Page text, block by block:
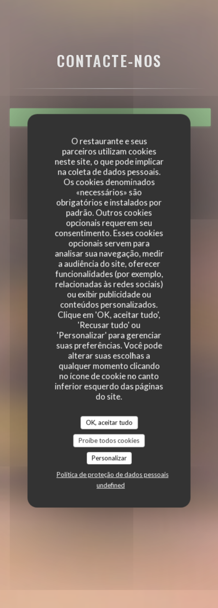
O restaurante e seus
parceiros utilizam cookies
neste site, o que pode implicar
na coleta de dados pessoais.
Os cookies denominados
«necessários» são
obrigatórios e instalados por
padrão. Outros cookies
opcionais requerem seu
consentimento. Esses cookies
opcionais servem para
analisar sua navegação, medir
a audiência do site, oferecer
funcionalidades (por exemplo,
relacionadas às redes sociais)
ou exibir publicidade ou
conteúdos personalizados.
Clique em 'OK, aceitar tudo',
'Recusar tudo' ou
'Personalizar' para gerenciar
suas preferências. Você pode
alterar suas escolhas a
qualquer momento clicando
no ícone de cookie no canto
inferior esquerdo das páginas
do site.
OK, aceitar tudo
Proíbe todos cookies
Personalizar
Política de proteção de dados pessoais
undefined
CONTACTE-NOS